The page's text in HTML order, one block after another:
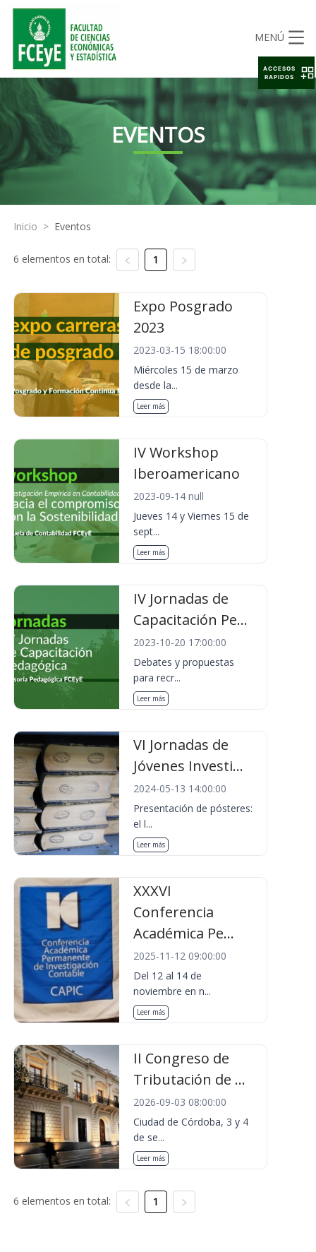
MENÚ
EVENTOS
Inicio > Eventos
6 elementos en total: 1
Expo Posgrado
2023
2023-03-15 18:00:00
Miércoles 15 de marzo
desde la...
Leer más
IV Workshop
Iberoamericano
2023-09-14 null
Jueves 14 y Viernes 15 de
sept...
Leer más
IV Jornadas de
Capacitación Pe...
2023-10-20 17:00:00
Debates y propuestas
para recr...
Leer más
VI Jornadas de
Jóvenes Investi...
2024-05-13 14:00:00
Presentación de pósteres:
el l...
Leer más
XXXVI
Conferencia
Académica Pe...
2025-11-12 09:00:00
Del 12 al 14 de
noviembre en n...
Leer más
II Congreso de
Tributación de ...
2026-09-03 08:00:00
Ciudad de Córdoba, 3 y 4
de se...
Leer más
6 elementos en total: 1
ACCESOS
RAPIDOS